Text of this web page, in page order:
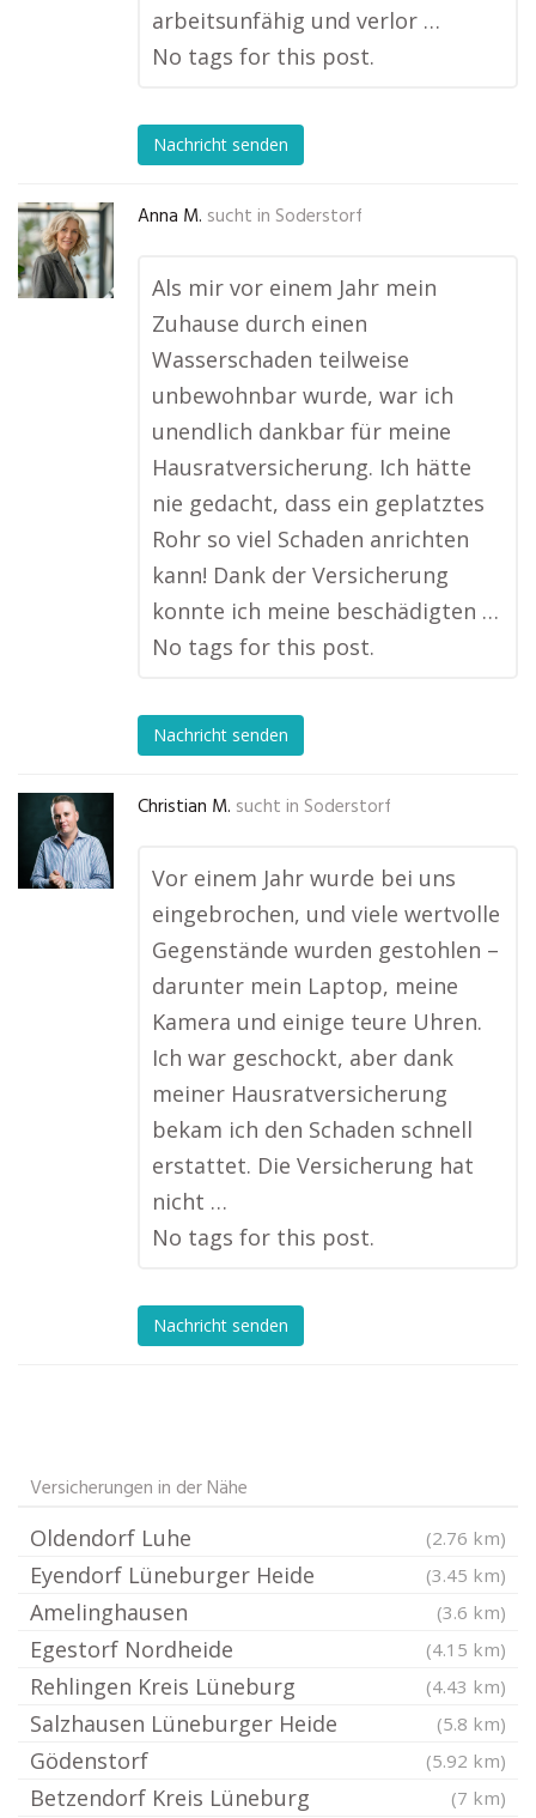
arbeitsunfähig und verlor …
No tags for this post.
Nachricht senden
Anna M. sucht in Soderstorf
Als mir vor einem Jahr mein
Zuhause durch einen
Wasserschaden teilweise
unbewohnbar wurde, war ich
unendlich dankbar für meine
Hausratversicherung. Ich hätte
nie gedacht, dass ein geplatztes
Rohr so viel Schaden anrichten
kann! Dank der Versicherung
konnte ich meine beschädigten …
No tags for this post.
Nachricht senden
Christian M. sucht in Soderstorf
Vor einem Jahr wurde bei uns
eingebrochen, und viele wertvolle
Gegenstände wurden gestohlen –
darunter mein Laptop, meine
Kamera und einige teure Uhren.
Ich war geschockt, aber dank
meiner Hausratversicherung
bekam ich den Schaden schnell
erstattet. Die Versicherung hat
nicht …
No tags for this post.
Nachricht senden
Versicherungen in der Nähe
Oldendorf Luhe (2.76 km)
Eyendorf Lüneburger Heide (3.45 km)
Amelinghausen (3.6 km)
Egestorf Nordheide (4.15 km)
Rehlingen Kreis Lüneburg (4.43 km)
Salzhausen Lüneburger Heide (5.8 km)
Gödenstorf (5.92 km)
Betzendorf Kreis Lüneburg (7 km)